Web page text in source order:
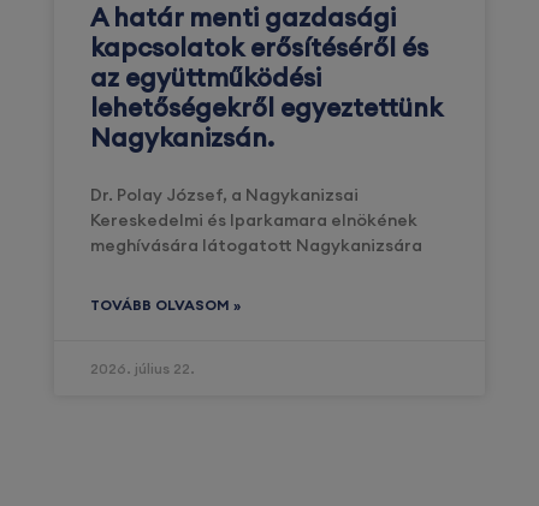
A határ menti gazdasági
kapcsolatok erősítéséről és
az együttműködési
lehetőségekről egyeztettünk
Nagykanizsán.
Dr. Polay József, a Nagykanizsai
Kereskedelmi és Iparkamara elnökének
meghívására látogatott Nagykanizsára
TOVÁBB OLVASOM »
2026. július 22.